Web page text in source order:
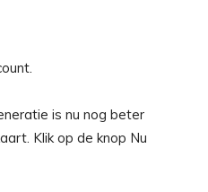
is nu nog beter
Klik op de knop Nu